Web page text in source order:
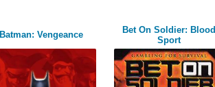
Batman: Vengeance
Bet On Soldier: Blood
Sport